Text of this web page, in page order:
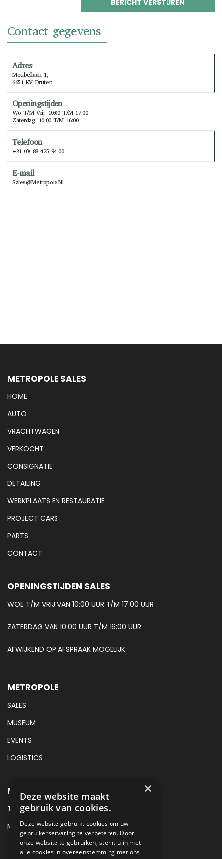
Contact gegevens
Adres
Meubellaan 1,
6651 KV Druten
Openingstijden
Wo T/m Vrij: 10:00 T/m 17:00
Zaterdag: 10:00 T/m 16:00
Telefoon
+31 (0) 88 425 94 00
E-mail
Sales@metropole.nl
METROPOLE SALES
HOME
AUTO
VRACHTWAGEN
VERKOCHT
CONSIGNATIE
DETAILING
WERKPLAATS EN RESTAURATIE
PROJECT CARS
PARTS
CONTACT
OPENINGSTIJDEN SALES
WOE T/M VRIJ VAN 10:00 UUR T/M 17:00 UUR
ZATERDAG VAN 10:00 UUR T/M 16:00 UUR
AFWIJKEND OP AFSPRAAK MOGELIJK
METROPOLE
SALES
MUSEUM
EVENTS
LOGISTICS
METROPOLE SALES CONTACT
TEL:+31 (0) 88 425 94 00
MAIL:SALES@METROPOLE.NL
×
Deze website maakt
gebruik van cookies.
Deze website gebruikt cookies om uw
gebruikerservaring te verbeteren. Door
onze website te gebruiken, stemt u in met
alle cookies in overeenstemming met ons